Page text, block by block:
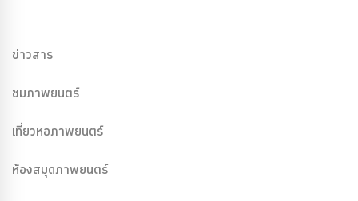
ข่าวสาร
ชมภาพยนตร์
เที่ยวหอภาพยนตร์
ห้องสมุดภาพยนตร์